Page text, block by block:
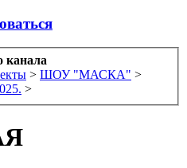
канала
> ШОУ "МАСКА" >
>